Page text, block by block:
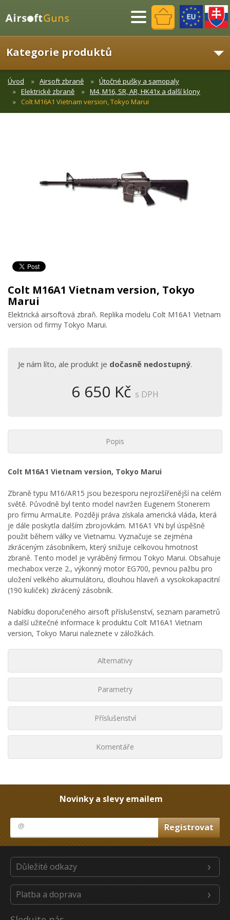
Menu
Kategorie produktů
Úvod Airsoft zbraně
Útočné pušky a samopaly
Elektrické zbraně
M4, M16, SR, AR, HK41x a další klony
Colt M16A1 Vietnam version, Tokyo Marui
Colt M16A1 Vietnam version, Tokyo
Marui
Elektrická airsoftová zbraň. Replika modelu Colt M16A1 Vietnam
version od firmy Tokyo Marui.
Je nám líto, ale produkt je dočasně nedostupný.
6 650 Kč s DPH
Popis
Colt M16A1 Vietnam version, Tokyo Marui
Zbraně typu M16/AR15 jsou bezesporu nejrozšířenější na celém
světě. Původně byl tento model navržen Eugenem Stonerem
pro firmu ArmaLite. Později práva získala americká vláda, která
je dále poskytla dalším zbrojovkám. M16A1 VN byl úspěšně
použit během války ve Vietnamu. Vyznačuje se zejména
zkráceným zásobníkem, který snižuje celkovou hmotnost
zbraně. Tento model je vyráběný firmou Tokyo Marui. Obsahuje
mechabox verze 2., výkonný motor EG700, pevnou pažbu pro
uložení velkého akumulátoru, dlouhou hlaveň a vysokokapacitní
(190 kuliček) zkrácený zásobník.
Nabídku doporučeného airsoft příslušenství, seznam parametrů
a další užitečné informace k produktu Colt M16A1 Vietnam
version, Tokyo Marui naleznete v záložkách.
Alternativy
Parametry
Příslušenství
Komentáře
Novinky a slevy emailem
Důležité odkazy
Platba a doprava